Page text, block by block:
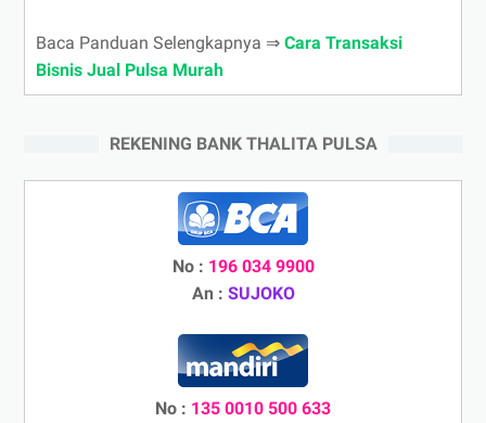
Baca Panduan Selengkapnya ⇒ Cara Transaksi
Bisnis Jual Pulsa Murah
REKENING BANK THALITA PULSA
No : 196 034 9900
An : SUJOKO
No : 135 0010 500 633